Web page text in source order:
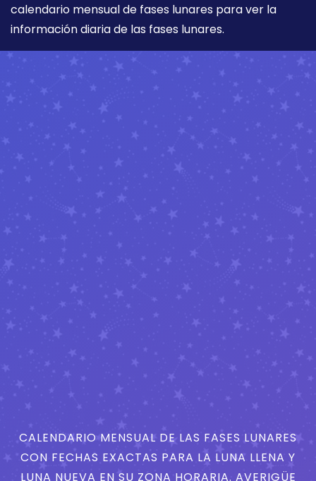
calendario mensual de fases lunares para ver la
información diaria de las fases lunares.
CALENDARIO MENSUAL DE LAS FASES LUNARES
CON FECHAS EXACTAS PARA LA LUNA LLENA Y
LUNA NUEVA EN SU ZONA HORARIA. AVERIGÜE